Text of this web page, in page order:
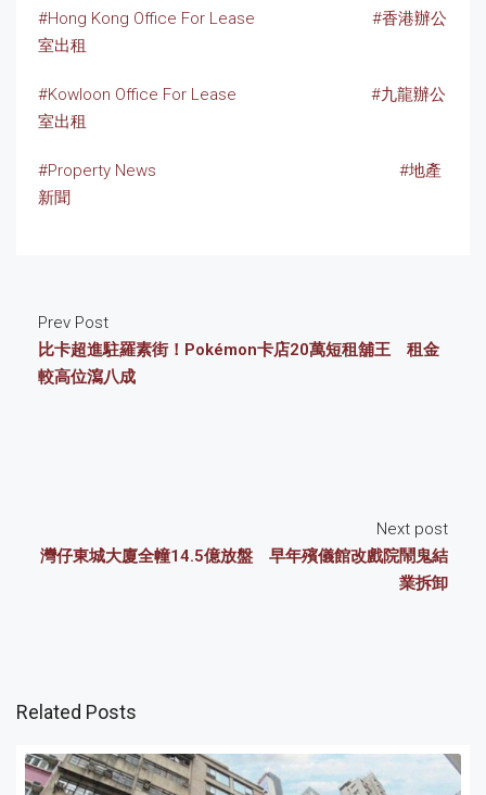
#Hong Kong Office For Lease
#香港辦公
室出租
#Kowloon Office For Lease
#九龍辦公
室出租
#Property News
#地產
新聞
Prev Post
比卡超進駐羅素街！Pokémon卡店20萬短租舖王 租金
較高位瀉八成
Next post
灣仔東城大廈全幢14.5億放盤 早年殯儀館改戲院鬧鬼結
業拆卸
Related Posts